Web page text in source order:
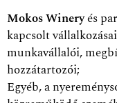
Mokos Wineryés
kapcsolt
munkavállalói,
hozzátartozói;
Egyéb, a